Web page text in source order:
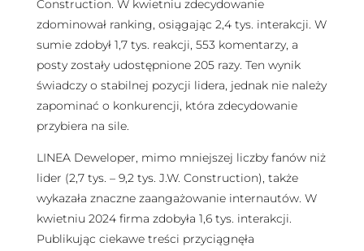
Construction. W kwietniu zdecydowanie
zdominował ranking, osiągając 2,4 tys. interakcji. W
sumie zdobył 1,7 tys. reakcji, 553 komentarzy, a
posty zostały udostępnione 205 razy. Ten wynik
świadczy o stabilnej pozycji lidera, jednak nie należy
zapominać o konkurencji, która zdecydowanie
przybiera na sile.
LINEA Deweloper, mimo mniejszej liczby fanów niż
lider (2,7 tys. – 9,2 tys. J.W. Construction), także
wykazała znaczne zaangażowanie internautów. W
kwietniu 2024 firma zdobyła 1,6 tys. interakcji.
Publikując ciekawe treści przyciągnęła